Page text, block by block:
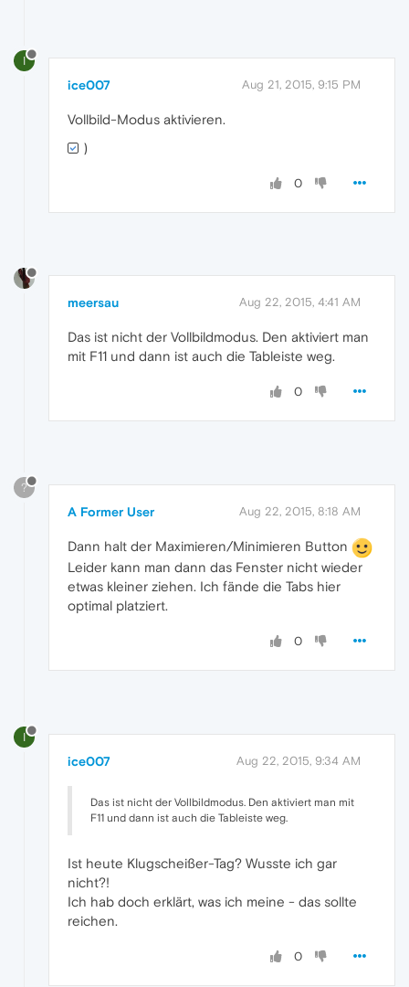
I
ice007 Aug 21, 2015, 9:15 PM
Vollbild-Modus aktivieren.
)
0
meersau Aug 22, 2015, 4:41 AM
Das ist nicht der Vollbildmodus. Den aktiviert man
mit F11 und dann ist auch die Tableiste weg.
0
?
A Former User Aug 22, 2015, 8:18 AM
Dann halt der Maximieren/Minimieren Button
Leider kann man dann das Fenster nicht wieder
etwas kleiner ziehen. Ich fände die Tabs hier
optimal platziert.
0
I
ice007 Aug 22, 2015, 9:34 AM
Das ist nicht der Vollbildmodus. Den aktiviert man mit
F11 und dann ist auch die Tableiste weg.
Ist heute Klugscheißer-Tag? Wusste ich gar
nicht?!
Ich hab doch erklärt, was ich meine - das sollte
reichen.
0